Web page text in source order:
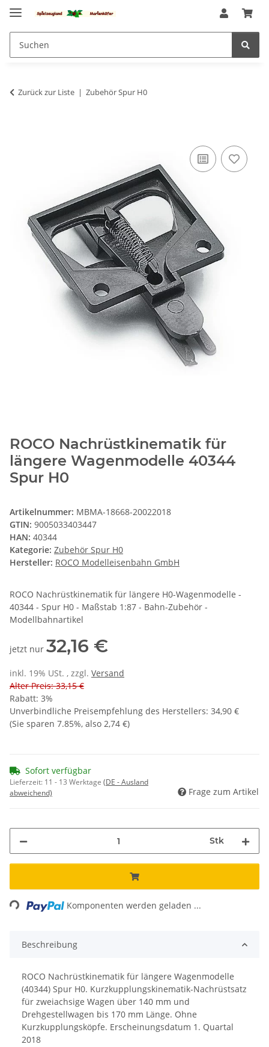
Zurück zur Liste Zubehör Spur H0
ROCO Nachrüstkinematik für
längere Wagenmodelle 40344
Spur H0
Artikelnummer: MBMA-18668-20022018
GTIN: 9005033403447
HAN: 40344
Kategorie: Zubehör Spur H0
Hersteller: ROCO Modelleisenbahn GmbH
ROCO Nachrüstkinematik für längere H0-Wagenmodelle -
40344 - Spur H0 - Maßstab 1:87 - Bahn-Zubehör -
Modellbahnartikel
jetzt nur 32,16 €
inkl. 19% USt. , zzgl. Versand
Alter Preis: 33,15 €
Rabatt: 3%
Unverbindliche Preisempfehlung des Herstellers: 34,90 €
(Sie sparen 7.85%, also 2,74 €)
Sofort verfügbar
Lieferzeit: 11 - 13 Werktage (DE - Ausland
abweichend)
Frage zum Artikel
Stk
Komponenten werden geladen ...
Beschreibung
ROCO Nachrüstkinematik für längere Wagenmodelle
(40344) Spur H0. Kurzkupplungskinematik-Nachrüstsatz
für zweiachsige Wagen über 140 mm und
Drehgestellwagen bis 170 mm Länge. Ohne
Kurzkupplungsköpfe. Erscheinungsdatum 1. Quartal
2018